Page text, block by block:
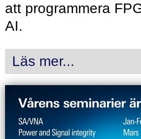
att programmera
AI.
Läs mer...